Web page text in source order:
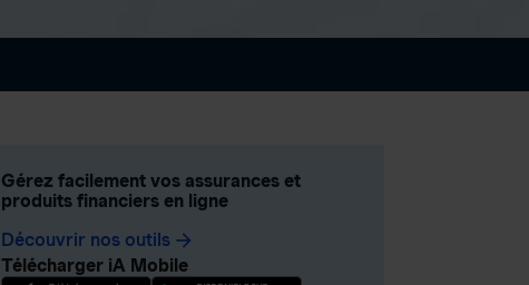
Gérez facilement vos assurances et
produits financiers en ligne
Découvrir nos outils arrow_forward
Télécharger iA Mobile